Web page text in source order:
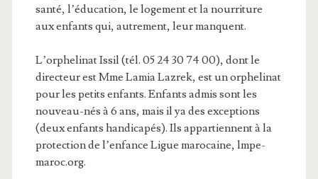
santé, l’éducation, le logement et la nourriture
aux enfants qui, autrement, leur manquent.
L’orphelinat Issil (tél. 05 24 30 74 00), dont le
directeur est Mme Lamia Lazrek, est un orphelinat
pour les petits enfants. Enfants admis sont les
nouveau-nés à 6 ans, mais il ya des exceptions
(deux enfants handicapés). Ils appartiennent à la
protection de l’enfance Ligue marocaine, lmpe-
maroc.org.